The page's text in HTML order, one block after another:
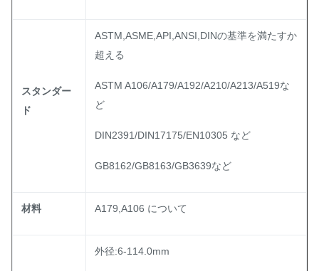
スタンダー
ド
ASTM,ASME,API,ANSI,DINの基準を満たすか
超える
ASTM A106/A179/A192/A210/A213/A519な
ど
DIN2391/DIN17175/EN10305 など
GB8162/GB8163/GB3639など
材料 A179,A106 について
外径:6-114.0mm